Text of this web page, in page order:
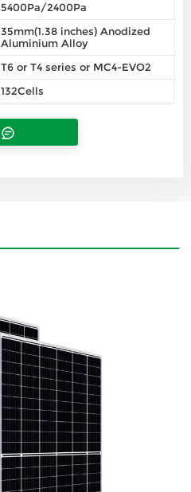
5400Pa/2400Pa
35mm(1.38 inches) Anodized
Aluminium Alloy
T6 or T4 series or MC4-EVO2
132Cells